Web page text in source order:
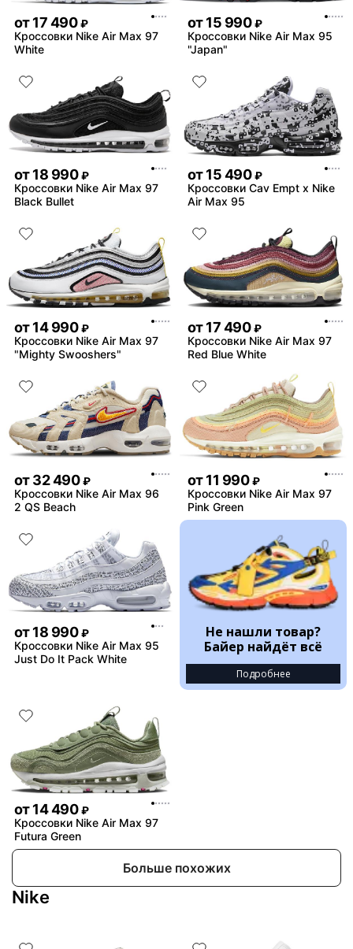
от17 490 ₽
Кроссовки Nike Air Max 97
White
от15 990 ₽
Кроссовки Nike Air Max 95
"Japan"
от18 990 ₽
Кроссовки Nike Air Max 97
Black Bullet
от15 490 ₽
Кроссовки Cav Empt x Nike
Air Max 95
от14 990 ₽
Кроссовки Nike Air Max 97
"Mighty Swooshers"
от17 490 ₽
Кроссовки Nike Air Max 97
Red Blue White
от32 490 ₽
Кроссовки Nike Air Max 96
2 QS Beach
от11 990 ₽
Кроссовки Nike Air Max 97
Pink Green
от18 990 ₽
Кроссовки Nike Air Max 95
Just Do It Pack White
Не нашли товар?
Байер найдёт всё
Подробнее
от14 490 ₽
Кроссовки Nike Air Max 97
Futura Green
Больше похожих
Nike